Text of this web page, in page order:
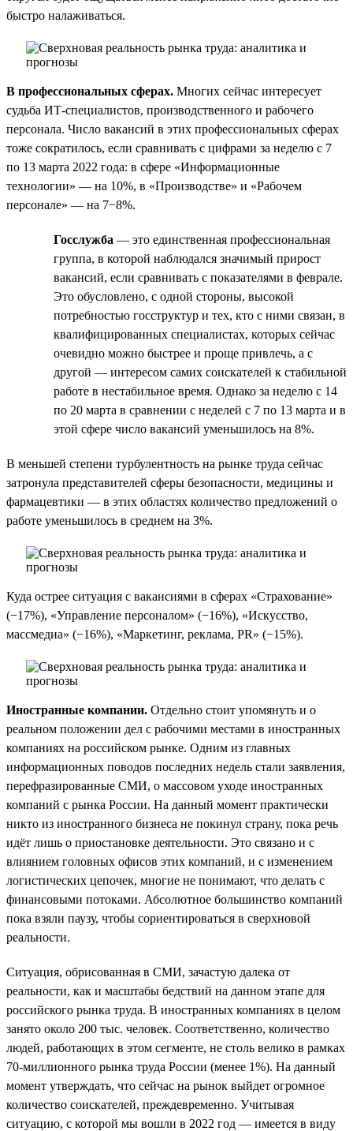
быстро налаживаться.
В профессиональных сферах. Многих сейчас интересует
судьба ИТ-специалистов, производственного и рабочего
персонала. Число вакансий в этих профессиональных сферах
тоже сократилось, если сравнивать с цифрами за неделю с 7
по 13 марта 2022 года: в сфере «Информационные
технологии» — на 10%, в «Производстве» и «Рабочем
персонале» — на 7−8%.
Госслужба — это единственная профессиональная
группа, в которой наблюдался значимый прирост
вакансий, если сравнивать с показателями в феврале.
Это обусловлено, с одной стороны, высокой
потребностью госструктур и тех, кто с ними связан, в
квалифицированных специалистах, которых сейчас
очевидно можно быстрее и проще привлечь, а с
другой — интересом самих соискателей к стабильной
работе в нестабильное время. Однако за неделю c 14
по 20 марта в сравнении с неделей с 7 по 13 марта и в
этой сфере число вакансий уменьшилось на 8%.
В меньшей степени турбулентность на рынке труда сейчас
затронула представителей сферы безопасности, медицины и
фармацевтики — в этих областях количество предложений о
работе уменьшилось в среднем на 3%.
Куда острее ситуация с вакансиями в сферах «Страхование»
(−17%), «Управление персоналом» (−16%), «Искусство,
массмедиа» (−16%), «Маркетинг, реклама, PR» (−15%).
Иностранные компании. Отдельно стоит упомянуть и о
реальном положении дел с рабочими местами в иностранных
компаниях на российском рынке. Одним из главных
информационных поводов последних недель стали заявления,
перефразированные СМИ, о массовом уходе иностранных
компаний с рынка России. На данный момент практически
никто из иностранного бизнеса не покинул страну, пока речь
идёт лишь о приостановке деятельности. Это связано и с
влиянием головных офисов этих компаний, и с изменением
логистических цепочек, многие не понимают, что делать с
финансовыми потоками. Абсолютное большинство компаний
пока взяли паузу, чтобы сориентироваться в сверхновой
реальности.
Ситуация, обрисованная в СМИ, зачастую далека от
реальности, как и масштабы бедствий на данном этапе для
российского рынка труда. В иностранных компаниях в целом
занято около 200 тыс. человек. Соответственно, количество
людей, работающих в этом сегменте, не столь велико в рамках
70-миллионного рынка труда России (менее 1%). На данный
момент утверждать, что сейчас на рынок выйдет огромное
количество соискателей, преждевременно. Учитывая
ситуацию, с которой мы вошли в 2022 год — имеется в виду